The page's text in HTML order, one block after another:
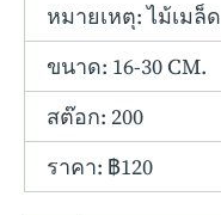
หมายเหตุ: ไม้เมล็ด
ขนาด: 16-30 CM.
สต๊อก: 200
ราคา: ฿120